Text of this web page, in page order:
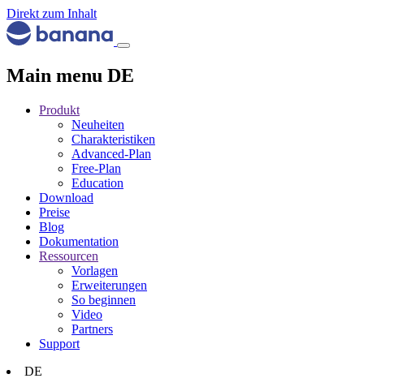
Direkt zum Inhalt
Main menu DE
Produkt
Neuheiten
Charakteristiken
Advanced-Plan
Free-Plan
Education
Download
Preise
Blog
Dokumentation
Ressourcen
Vorlagen
Erweiterungen
So beginnen
Video
Partners
Support
DE